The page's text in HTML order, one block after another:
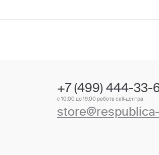
+7 (499) 444-33-
с 10:00 до 19:00 работа call-центра